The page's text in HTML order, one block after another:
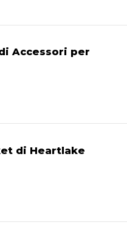
Accessori per
di Heartlake